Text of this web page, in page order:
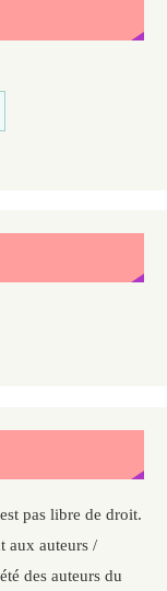
pas libre de droit.
aux auteurs /
des auteurs du